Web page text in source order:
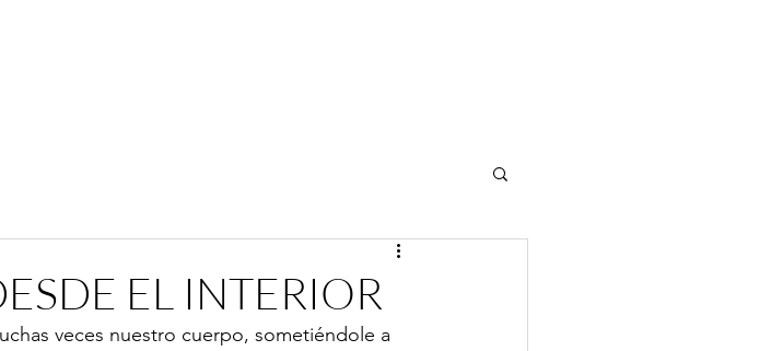
EL INTERIOR
veces nuestro cuerpo, sometiéndole a